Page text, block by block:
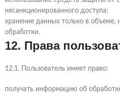
несанкционированного доступа;
хранение данных только в
обработки.
12. Права
12.1. Пользователь имеет право:
получать информацию об